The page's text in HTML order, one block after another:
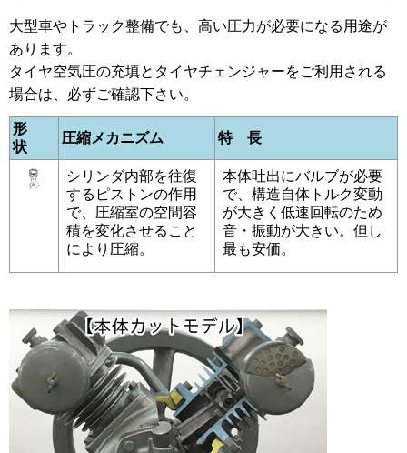
大型車やトラック整備でも、高い圧力が必要になる用途が
あります。
タイヤ空気圧の充填とタイヤチェンジャーをご利用される
場合は、必ずご確認下さい。
形
状
圧縮メカニズム 特 長
シリンダ内部を往復
するピストンの作用
で、圧縮室の空間容
積を変化させること
により圧縮。
本体吐出にバルブが必要
で、構造自体トルク変動
が大きく低速回転のため
音・振動が大きい。但し
最も安価。